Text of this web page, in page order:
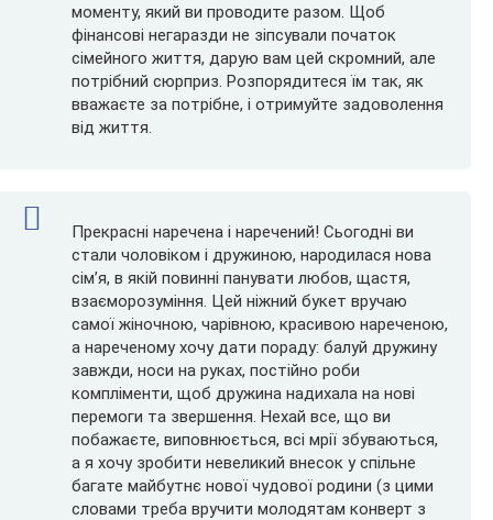
моменту, який ви проводите разом. Щоб
фінансові негаразди не зіпсували початок
сімейного життя, дарую вам цей скромний, але
потрібний сюрприз. Розпорядитеся їм так, як
вважаєте за потрібне, і отримуйте задоволення
від життя.
Прекрасні наречена і наречений! Сьогодні ви
стали чоловіком і дружиною, народилася нова
сім’я, в якій повинні панувати любов, щастя,
взаєморозуміння. Цей ніжний букет вручаю
самої жіночною, чарівною, красивою нареченою,
а нареченому хочу дати пораду: балуй дружину
завжди, носи на руках, постійно роби
компліменти, щоб дружина надихала на нові
перемоги та звершення. Нехай все, що ви
побажаєте, виповнюється, всі мрії збуваються,
а я хочу зробити невеликий внесок у спільне
багате майбутнє нової чудової родини (з цими
словами треба вручити молодятам конверт з